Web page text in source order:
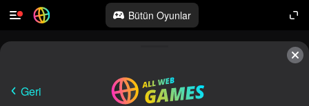
Bütün Oyunlar
Geri